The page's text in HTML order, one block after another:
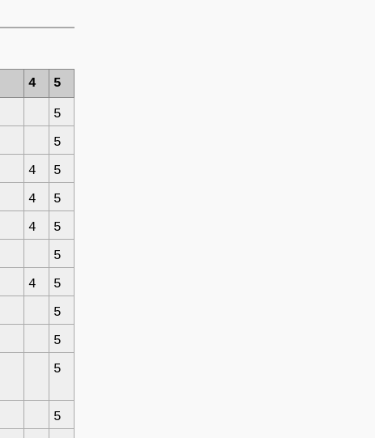
4 5
5
5
4
5
4
5
4
5
5
4
5
5
5
5
5